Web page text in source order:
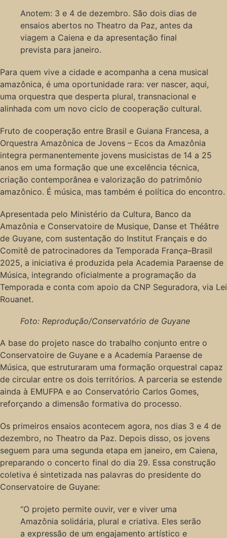
Anotem: 3 e 4 de dezembro. São dois dias de
ensaios abertos no Theatro da Paz, antes da
viagem a Caiena e da apresentação final
prevista para janeiro.
Para quem vive a cidade e acompanha a cena musical
amazônica, é uma oportunidade rara: ver nascer, aqui,
uma orquestra que desperta plural, transnacional e
alinhada com um novo ciclo de cooperação cultural.
Fruto de cooperação entre Brasil e Guiana Francesa, a
Orquestra Amazônica de Jovens – Ecos da Amazônia
integra permanentemente jovens musicistas de 14 a 25
anos em uma formação que une excelência técnica,
criação contemporânea e valorização do patrimônio
amazônico. É música, mas também é política do encontro.
Apresentada pelo Ministério da Cultura, Banco da
Amazônia e Conservatoire de Musique, Danse et Théâtre
de Guyane, com sustentação do Institut Français e do
Comitê de patrocinadores da Temporada França–Brasil
2025, a iniciativa é produzida pela Academia Paraense de
Música, integrando oficialmente a programação da
Temporada e conta com apoio da CNP Seguradora, via Lei
Rouanet.
Foto: Reprodução/Conservatório de Guyane
A base do projeto nasce do trabalho conjunto entre o
Conservatoire de Guyane e a Academia Paraense de
Música, que estruturaram uma formação orquestral capaz
de circular entre os dois territórios. A parceria se estende
ainda à EMUFPA e ao Conservatório Carlos Gomes,
reforçando a dimensão formativa do processo.
Os primeiros ensaios acontecem agora, nos dias 3 e 4 de
dezembro, no Theatro da Paz. Depois disso, os jovens
seguem para uma segunda etapa em janeiro, em Caiena,
preparando o concerto final do dia 29. Essa construção
coletiva é sintetizada nas palavras do presidente do
Conservatoire de Guyane:
“O projeto permite ouvir, ver e viver uma
Amazônia solidária, plural e criativa. Eles serão
a expressão de um engajamento artístico e